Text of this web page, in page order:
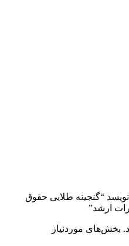
“گنجینه طلایی حقوق
ارشد”
بخش‌های موردنیاز